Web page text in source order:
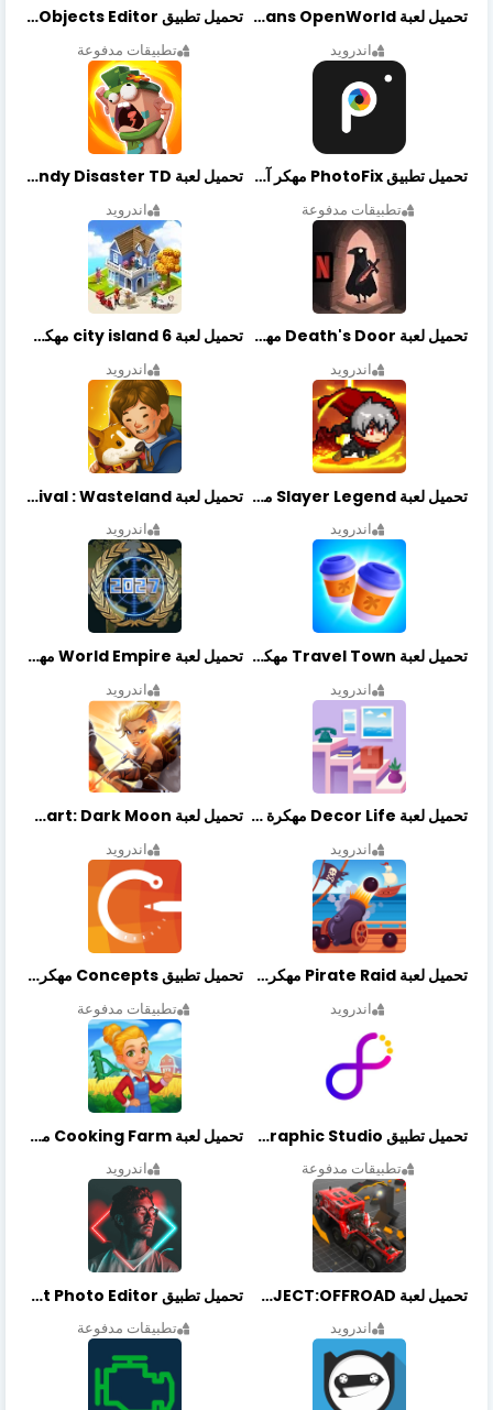
تحميل لعبة Gangstar New Orleans OpenWorld مهكرة أخر إصدار
اندرويد
تحميل تطبيق Retouch Remove Objects Editor مهكرة اخر إصدار
تطبيقات مدفوعة
تحميل تطبيق PhotoFix مهكر آخر إصدار
تطبيقات مدفوعة
تحميل لعبة Candy Disaster TD مهكرة اخر إصدار
اندرويد
تحميل لعبة Death's Door مهكرة أخر إصدار
اندرويد
تحميل لعبة city island 6 مهكرة أخر إصدار
اندرويد
تحميل لعبة Slayer Legend مهكرة أخر إصدار
اندرويد
تحميل لعبة Merge Survival : Wasteland مهكرة أخر إصدار
اندرويد
تحميل لعبة Travel Town مهكرة أخر إصدار
اندرويد
تحميل لعبة World Empire مهكرة أخر إصدار
اندرويد
تحميل لعبة Decor Life مهكرة أخر إصدار
اندرويد
تحميل لعبة Lionheart: Dark Moon مهكرة أخر إصدار
اندرويد
تحميل لعبة Pirate Raid مهكرة أخر إصدار
اندرويد
تحميل تطبيق Concepts مهكر أخر إصدار
تطبيقات مدفوعة
تحميل تطبيق Graphic Studio مهكر أخر إصدار
تطبيقات مدفوعة
تحميل لعبة Cooking Farm مهكرة أخر إصدار
اندرويد
تحميل لعبة PROJECT:OFFROAD مهكرة أخر إصدار
اندرويد
تحميل تطبيق NeonArt Photo Editor مهكر أخر إصدار
تطبيقات مدفوعة